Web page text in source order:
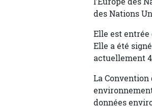
des Nations
Elle est entrée
Elle a été
actuellement
La
données